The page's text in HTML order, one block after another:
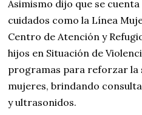
Asimismo dijo que se
cuidados como la Línea
Centro de Atención y
hijos en Situación de
programas para reforzar la
mujeres, brindando
y ultrasonidos.